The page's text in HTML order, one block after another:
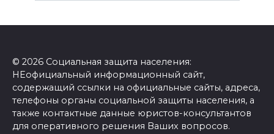
© 2026 Социальная защита населения:
НЕофициальный информационный сайт,
содержащий ссылки на официальные сайты, адреса,
телефоны органы социальной защиты населения, а
также контактные данные юристов-консультантов
для оперативного решения Ваших вопросов.